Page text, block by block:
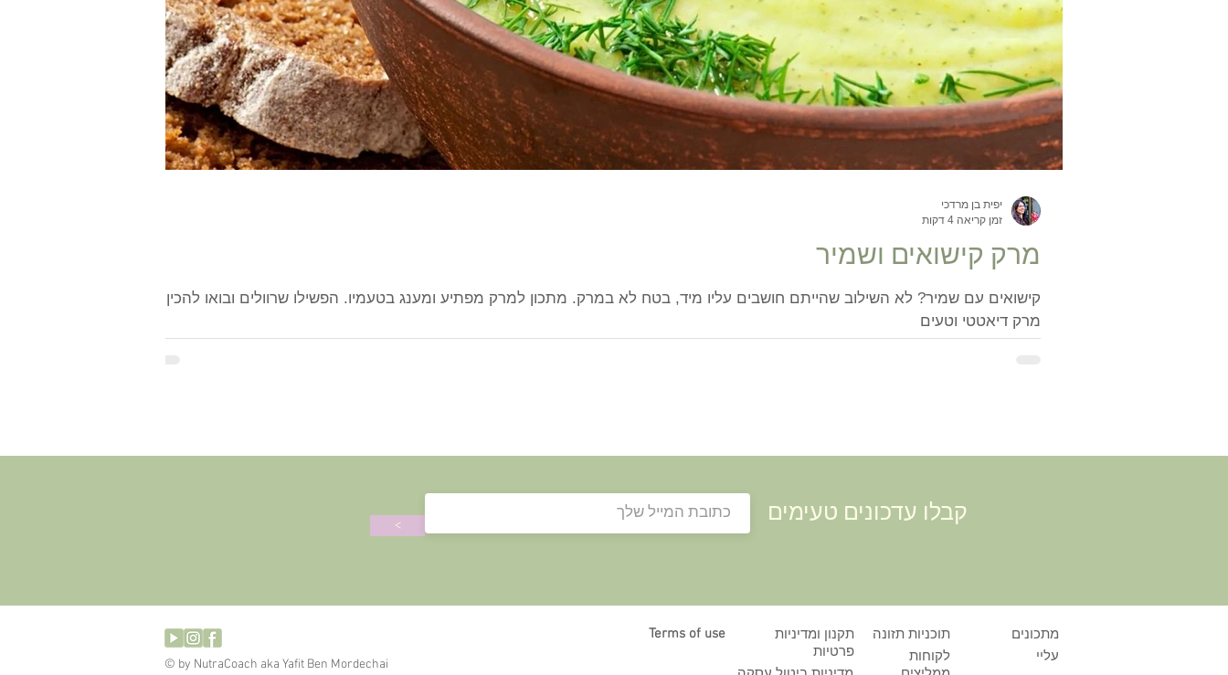
מרק קישואים ושמיר
קישואים עם שמיר? לא השילוב שהייתם חושבים עליו מיד, בטח לא במרק. מתכון למרק מפתיע ומענג בטעמיו. הפשילו שרוולים ובואו להכין
מרק דיאטטי וטעים
יפית בן מרדכי
זמן קריאה 4 דקות
> קבלו עדכונים טעימים
© by NutraCoach aka Yafit Ben Mordechai
תוכניות תזונה
לקוחות
מתכונים
עליי
תקנון ומדיניות
פרטיות
Terms of use